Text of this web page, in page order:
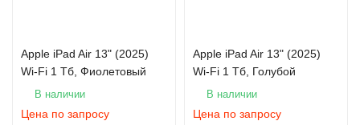
Apple iPad Air 13" (2025)
Wi-Fi 1 Тб, Фиолетовый
В наличии
Цена по запросу
Apple iPad Air 13" (2025)
Wi-Fi 1 Тб, Голубой
В наличии
Цена по запросу